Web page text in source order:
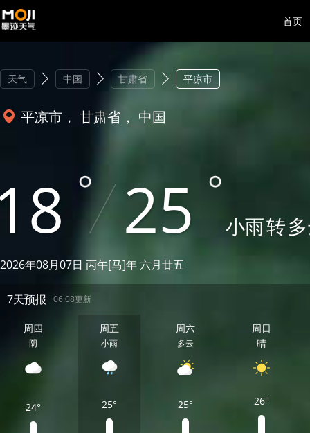
首页
天气 中国 甘肃省 平凉市
平凉市， 甘肃省， 中国
25 小雨转
2026年08月07日 丙午[马]年 六月廿五
7天预报 06:08更新
周四
阴
24°
周五
小雨
25°
周六
多云
25°
周日
晴
26°